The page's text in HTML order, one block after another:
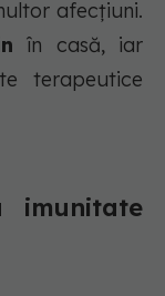
afecțiuni.
în casă, iar
terapeutice
imunitate